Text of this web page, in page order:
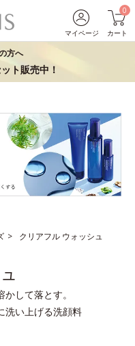
マイページ
0
カート
方へ
ト販売中！
クリアフル ウォッシュ
して落とす。
洗い上げる洗顔料